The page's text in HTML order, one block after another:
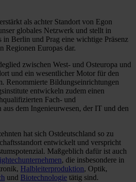
als achter Standort von Egon
globales Netzwerk und stellt in
in Berlin und Prag eine wichtige Präsenz
Regionen Europas dar.
zwischen West- und Osteuropa und
und ein wesentlicher Motor für den
Renommierte Bildungseinrichtungen
entwickeln zudem einen
Fach- und
aus dem Ingenieurwesen, der IT und den
hat sich Ostdeutschland so zu
entwickelt und verspricht
Maßgeblich dafür ist auch
, die insbesondere in
Halbleiterproduktion, Optik,
und Biotechnologie tätig sind.